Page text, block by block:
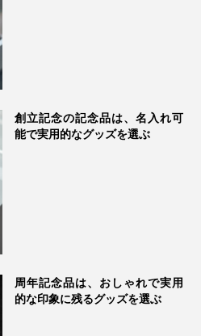
創立記念の記念品は、名入れ可
能で実用的なグッズを選ぶ
周年記念品は、おしゃれで実用
的な印象に残るグッズを選ぶ